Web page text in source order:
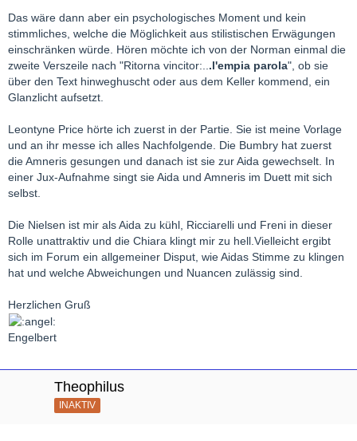
Das wäre dann aber ein psychologisches Moment und kein
stimmliches, welche die Möglichkeit aus stilistischen Erwägungen
einschränken würde. Hören möchte ich von der Norman einmal die
zweite Verszeile nach "Ritorna vincitor:.. .l'empia parola", ob sie
über den Text hinweghuscht oder aus dem Keller kommend, ein
Glanzlicht aufsetzt.
Leontyne Price hörte ich zuerst in der Partie. Sie ist meine Vorlage
und an ihr messe ich alles Nachfolgende. Die Bumbry hat zuerst
die Amneris gesungen und danach ist sie zur Aida gewechselt. In
einer Jux-Aufnahme singt sie Aida und Amneris im Duett mit sich
selbst.
Die Nielsen ist mir als Aida zu kühl, Ricciarelli und Freni in dieser
Rolle unattraktiv und die Chiara klingt mir zu hell.Vielleicht ergibt
sich im Forum ein allgemeiner Disput, wie Aidas Stimme zu klingen
hat und welche Abweichungen und Nuancen zulässig sind.
Herzlichen Gruß
Engelbert
Theophilus
INAKTIV